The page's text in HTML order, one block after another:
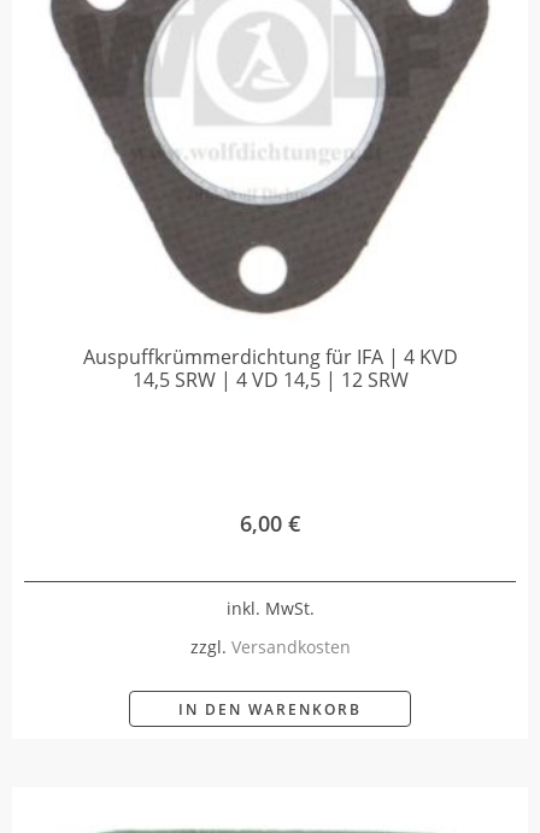
Auspuffkrümmerdichtung für IFA | 4 KVD
14,5 SRW | 4 VD 14,5 | 12 SRW
6,00 €
inkl. MwSt.
zzgl. Versandkosten
IN DEN WARENKORB